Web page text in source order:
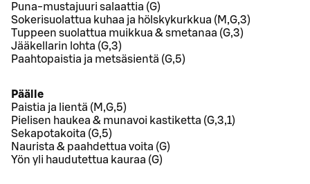
Puna-mustajuuri salaattia (G)
Sokerisuolattua kuhaa ja hölskykurkkua (M,G,3)
Tuppeen suolattua muikkua & smetanaa (G,3)
Jääkellarin lohta (G,3)
Paahtopaistia ja metsäsientä (G,5)
Päälle
Paistia ja lientä (M,G,5)
Pielisen haukea & munavoi kastiketta (G,3,1)
Sekapotakoita (G,5)
Naurista & paahdettua voita (G)
Yön yli haudutettua kauraa (G)